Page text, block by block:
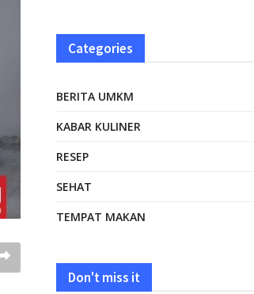
Categories
BERITA UMKM
KABAR KULINER
RESEP
SEHAT
TEMPAT MAKAN
Don't miss it